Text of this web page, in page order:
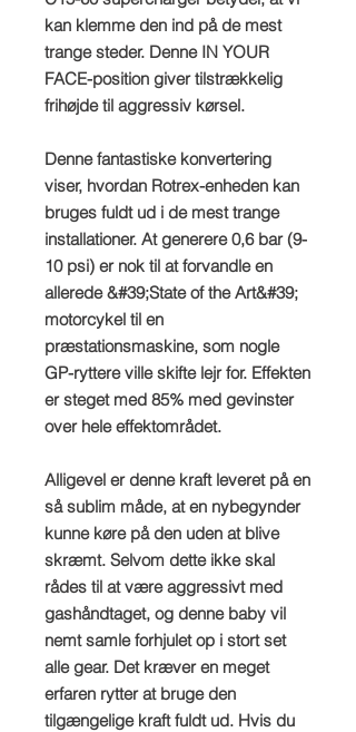
kan klemme den ind på de mest
trange steder. Denne IN YOUR
FACE-position giver tilstrækkelig
frihøjde til aggressiv kørsel.
Denne fantastiske konvertering
viser, hvordan Rotrex-enheden kan
bruges fuldt ud i de mest trange
installationer. At generere 0,6 bar (9-
10 psi) er nok til at forvandle en
allerede &#39;State of the Art&#39;
motorcykel til en
præstationsmaskine, som nogle
GP-ryttere ville skifte lejr for. Effekten
er steget med 85% med gevinster
over hele effektområdet.
Alligevel er denne kraft leveret på en
så sublim måde, at en nybegynder
kunne køre på den uden at blive
skræmt. Selvom dette ikke skal
rådes til at være aggressivt med
gashåndtaget, og denne baby vil
nemt samle forhjulet op i stort set
alle gear. Det kræver en meget
erfaren rytter at bruge den
tilgængelige kraft fuldt ud. Hvis du